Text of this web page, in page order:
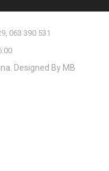
063 390 531
Designed By MB